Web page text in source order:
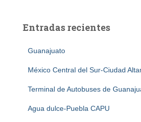
Entradas recientes
Guanajuato
México Central del Sur-Ciudad
Terminal de Autobuses de
Agua dulce-Puebla CAPU